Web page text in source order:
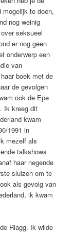
mogelijk te doen,
nog weinig
seksueel
er nog geen
onderwerp een
van
boek met de
de gevolgen
ook de Epe
Ik kreeg dit
kwam
1991 in
mezelf als
talkshows
haar negende
sluizen om te
als gevolg van
ik kwam
Riagg. Ik wilde